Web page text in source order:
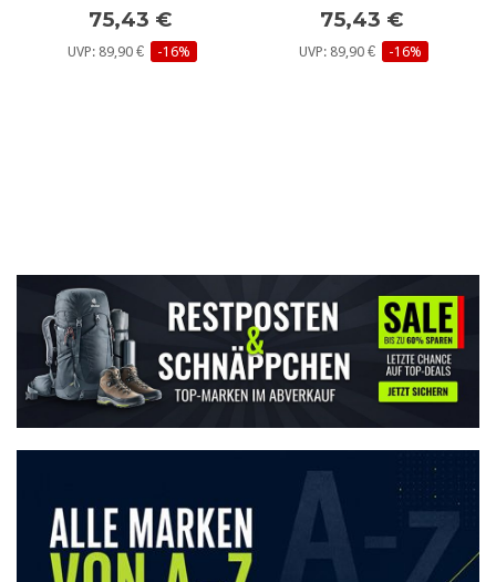
75,43 €
UVP: 89,90 € -16%
75,43 €
UVP: 89,90 € -16%